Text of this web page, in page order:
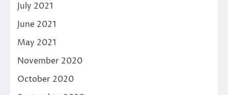
July 2021
June 2021
May 2021
November 2020
October 2020